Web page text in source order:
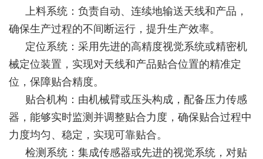
上料系统：负责自动、连续地输送天线和产品，
确保生产过程的不间断运行，提升生产效率。
定位系统：采用先进的高精度视觉系统或精密机
械定位装置，实现对天线和产品贴合位置的精准定
位，保障贴合精度。
贴合机构：由机械臂或压头构成，配备压力传感
器，能够实时监测并调整贴合力度，确保贴合过程中
力度均匀、稳定，实现可靠贴合。
检测系统：集成传感器或先进的视觉系统，对贴